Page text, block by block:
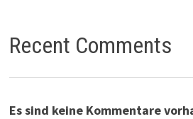
Recent Comments
Es sind keine Kommentare